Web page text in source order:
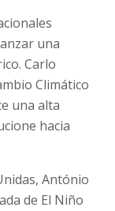
una
Carlo
Climático
una alta
hacia
António
de El Niño